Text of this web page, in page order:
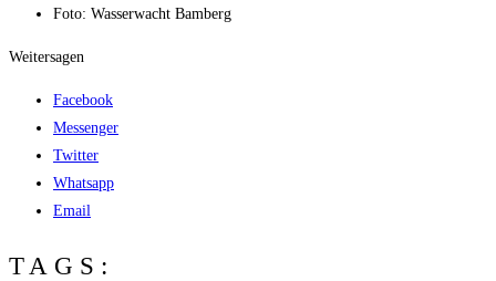
Foto: Was­ser­wacht Bamberg
Weitersagen
Facebook
Messenger
Twitter
Whatsapp
Email
TAGS: